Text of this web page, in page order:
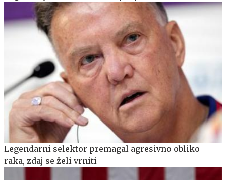
Legendarni selektor premagal agresivno obliko
raka, zdaj se želi vrniti